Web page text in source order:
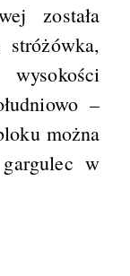
została
–
można
w